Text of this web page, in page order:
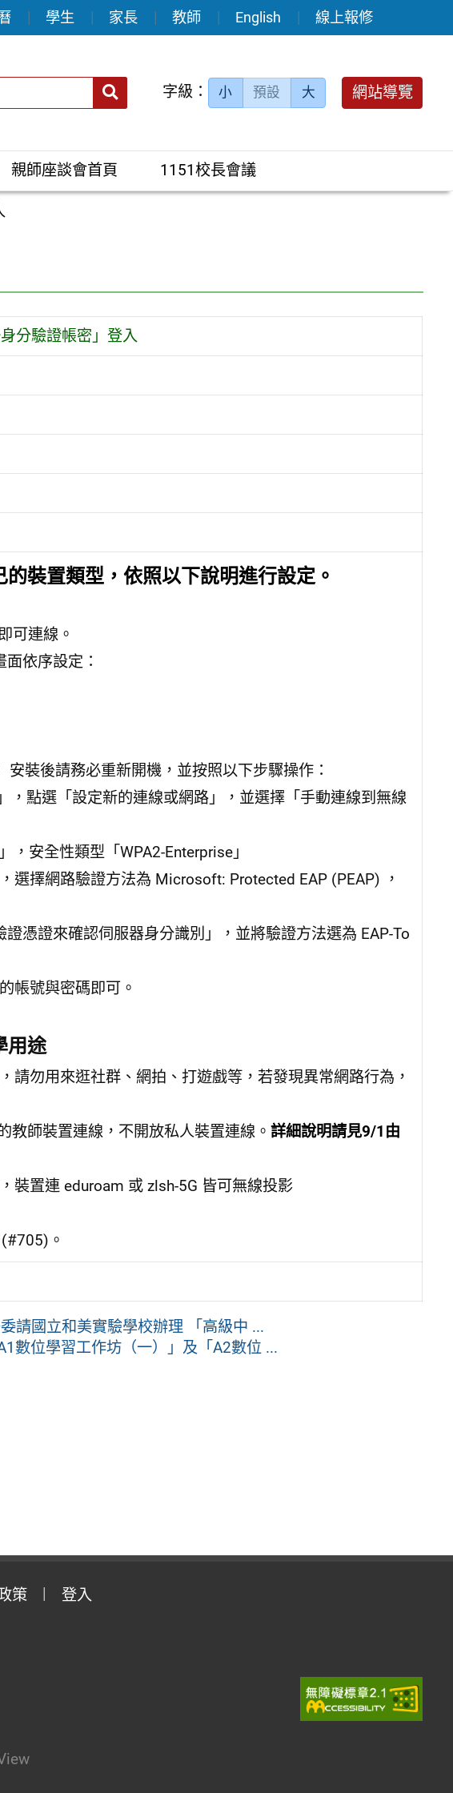
學生 家長 教師 English 線上報修
送出 字級： 小 預設 大 網站導覽
親師座談會首頁 1151校長會議
分驗證帳密」登入
裝置類型，依照以下說明進行設定。
可連線。
依序設定：
安裝後請務必重新開機，並按照以下步驟操作：
，點選「設定新的連線或網路」，並選擇「手動連線到無線
安全性類型「WPA2-Enterprise」
選擇網路驗證方法為 Microsoft: Protected EAP (PEAP) ，
憑證來確認伺服器身分識別」，並將驗證方法選為 EAP-To
帳號與密碼即可。
用途
請勿用來逛社群、網拍、打遊戲等，若發現異常網路行為，
教師裝置連線，不開放私人裝置連線。詳細說明請見9/1由
裝置連 eduroam 或 zlsh-5G 皆可無線投影
。
請國立和美實驗學校辦理 「高級中 ...
數位學習工作坊（一）」及「A2數位 ...
策 登入